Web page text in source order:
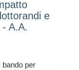
e
A.A.
bando per